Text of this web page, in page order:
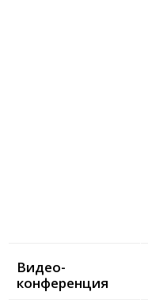
Видео-
конференция